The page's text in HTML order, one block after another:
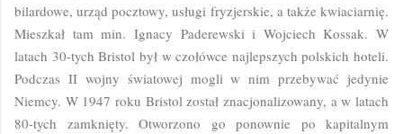
bilardowe, urząd pocztowy, usługi fryzjerskie, a także kwiaciarnię.
Mieszkał tam min. Ignacy Paderewski i Wojciech Kossak. W
latach 30-tych Bristol był w czołówce najlepszych polskich hoteli.
Podczas II wojny światowej mogli w nim przebywać jedynie
Niemcy. W 1947 roku Bristol został znacjonalizowany, a w latach
80-tych zamknięty. Otworzono go ponownie po kapitalnym